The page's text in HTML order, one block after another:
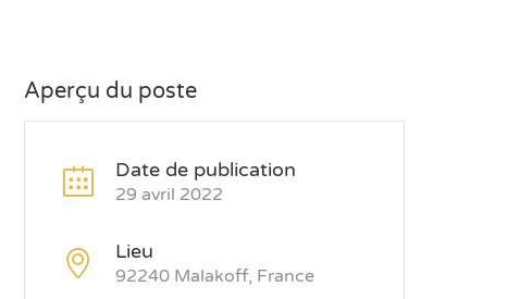
Aperçu du poste
Date de publication
29 avril 2022
Lieu
92240 Malakoff, France